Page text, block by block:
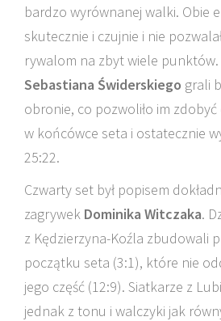
bardzo wyrównanej walki. Obie
skutecznie i czujnie i nie
rywalom na zbyt wiele punktów.
Sebastiana Świderskiego grali
obronie, co pozwoliło im
w końcówce seta i ostatecznie
25:22.
Czwarty set był popisem
zagrywek Dominika Witczaka.
z Kędzierzyna-Koźla zbudowali
początku seta (3:1), które nie
jego część (12:9). Siatkarze z
jednak z tonu i walczyki jak